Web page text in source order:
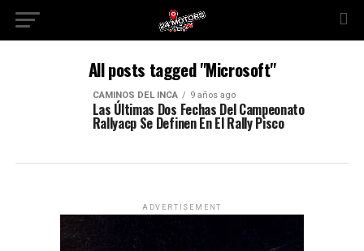
All posts tagged "Microsoft"
CAMINOS DEL INCA 9 años ago
Las Últimas Dos Fechas Del Campeonato
Rallyacp Se Definen En El Rally Pisco
ADVERTISEMENT